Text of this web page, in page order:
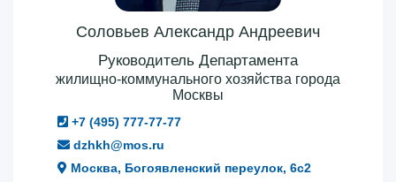
Соловьев Александр Андреевич
Руководитель Департамента
жилищно-коммунального хозяйства города
Москвы
+7 (495) 777-77-77
dzhkh@mos.ru
Москва, Богоявленский переулок, 6с2